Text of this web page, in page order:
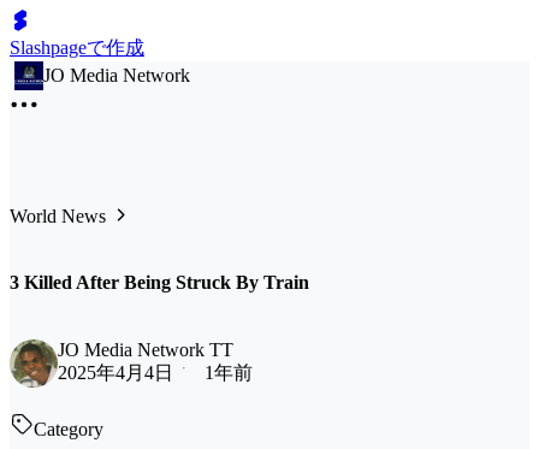
Slashpageで作成
JO Media Network
World News
3 Killed After Being Struck By Train
JO Media Network TT
2025年4月4日
1年前
Category